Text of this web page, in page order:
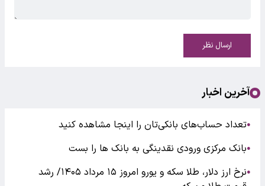
ارسال نظر
آخرین اخبار
●تعداد حساب‌های بانکی‌تان را اینجا مشاهده کنید
●بانک مرکزی ورودی نقدینگی به بانک ها را بست
●
نرخ ارز دلار، طلا سکه و یورو امروز ۱۵ مرداد ۱۴۰۵/ رشد